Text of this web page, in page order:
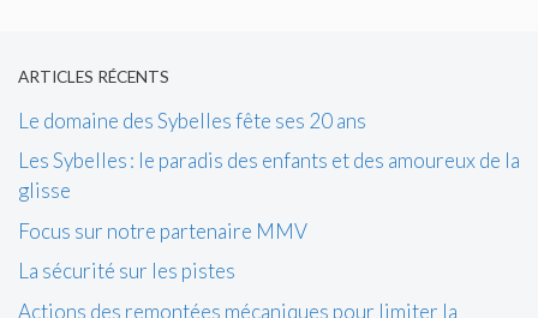
ARTICLES RÉCENTS
Le domaine des Sybelles fête ses 20 ans
Les Sybelles : le paradis des enfants et des amoureux de la
glisse
Focus sur notre partenaire MMV
La sécurité sur les pistes
Actions des remontées mécaniques pour limiter la